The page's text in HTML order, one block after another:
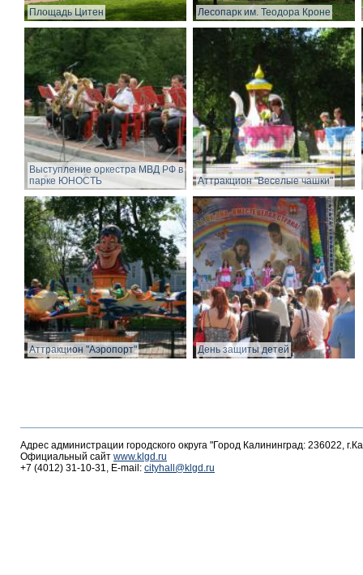
Площадь Цитен Лесопарк им. Теодора Кроне
Выступление оркестра МВД РФ в
парке ЮНОСТЬ
Аттракцион "Веселые чашки"
Аттракцион "Аэропорт" День защиты детей
Адрес администрации городского округа "Город Калининград: 236022,
Официальный сайт www.klgd.ru
+7 (4012) 31-10-31, E-mail: cityhall@klgd.ru